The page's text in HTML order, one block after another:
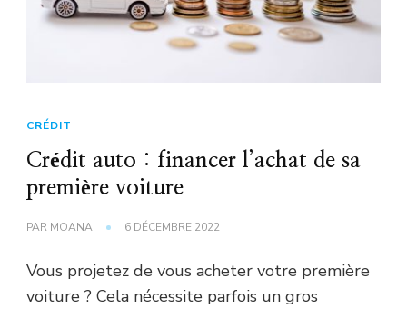
CRÉDIT
Crédit auto : financer l’achat de sa
première voiture
PAR MOANA 6 DÉCEMBRE 2022
Vous projetez de vous acheter votre première
voiture ? Cela nécessite parfois un gros